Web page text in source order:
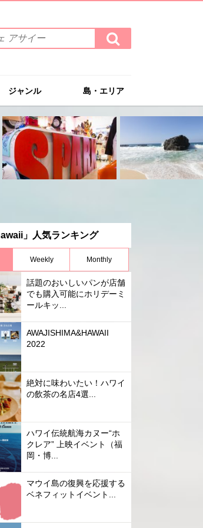
検
索
す
ジャンル 島・エリア
」人気ランキング
Weekly Monthly
話題のおいしいパンが店舗
でも購入可能にホリデーミ
ールキッ...
AWAJISHIMA&HAWAII
2022
絶対に味わいたい！ハワイ
の飲茶の名店4選...
ハワイ伝統航海カヌー“ホ
クレア” 上映イベント（福
岡・博...
マウイ島の復興を応援する
ベネフィットイベント...